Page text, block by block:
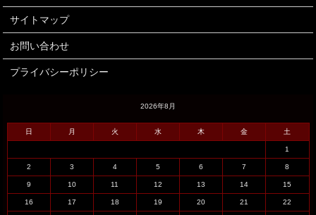
サイトマップ
お問い合わせ
プライバシーポリシー
2026年8月
日 月 火 水 木 金 土
1
2 3 4 5 6 7 8
9 10 11 12 13 14 15
16 17 18 19 20 21 22